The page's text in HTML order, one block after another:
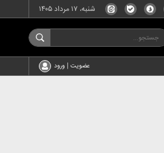
شنبه، ۱۷ مرداد ۱۴۰۵
عضویت | ورود